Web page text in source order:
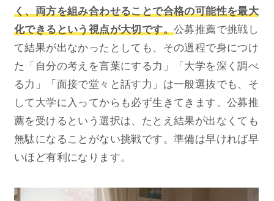
く、両方を組み合わせることで合格の可能性を最大
化できるという視点が大切です。公募推薦で挑戦し
て結果が出なかったとしても、その過程で身につけ
た「自分の考えを言葉にする力」「大学を深く調べ
る力」「面接で堂々と話す力」は一般選抜でも、そ
して大学に入ってからも必ず生きてきます。公募推
薦を受けるという選択は、たとえ結果が出なくても
無駄になることがない挑戦です。準備は早ければ早
いほど有利になります。